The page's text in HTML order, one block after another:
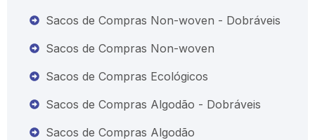
Sacos de Compras Non-woven - Dobráveis
Sacos de Compras Non-woven
Sacos de Compras Ecológicos
Sacos de Compras Algodão - Dobráveis
Sacos de Compras Algodão